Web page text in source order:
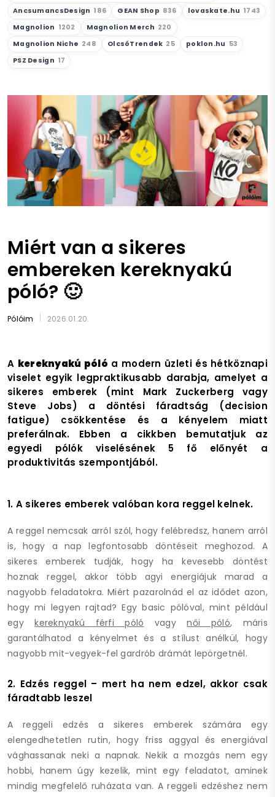
AncsumancsDesign 186 GEAN Shop 836 lovaskate.hu 1743
Magnolion 1202 Magnolion Merch 220
Magnolion Niche 248 OlcsóTrendek 25 poklon.hu 53
PSZ Design 17
Miért van a sikeres
embereken kereknyakú
póló? 🙂
Pólóim 2026.01.20.
A kereknyakú póló a modern üzleti és hétköznapi
viselet egyik legpraktikusabb darabja, amelyet a
sikeres emberek (mint Mark Zuckerberg vagy
Steve Jobs) a döntési fáradtság (decision
fatigue) csökkentése és a kényelem miatt
preferálnak. Ebben a cikkben bemutatjuk az
egyedi pólók viselésének 5 fő előnyét a
produktivitás szempontjából.
1. A sikeres emberek valóban kora reggel kelnek.
A reggel nemcsak arról szól, hogy felébredsz, hanem arról
is, hogy a nap legfontosabb döntéseit meghozod. A
sikeres emberek tudják, hogy ha kevesebb döntést
hoznak reggel, akkor több agyi energiájuk marad a
nagyobb feladatokra. Miért pazarolnád el az idődet azon,
hogy mi legyen rajtad? Egy basic pólóval, mint például
egykereknyakú férfi póló vagynői póló, máris
garantálhatod a kényelmet és a stílust anélkül, hogy
nagyobb mit-vegyek-fel gardrób drámát lepörgetnél.
2. Edzés reggel – mert ha nem edzel, akkor csak
fáradtabb leszel
A reggeli edzés a sikeres emberek számára egy
elengedhetetlen rutin, hogy friss aggyal és energiával
vághassanak neki a napnak. Nekik a mozgás nem egy
hobbi, hanem úgy kezelik, mint egy feladatot, aminek
mindig megfelelő ruházata van. A reggeli edzéshez nem